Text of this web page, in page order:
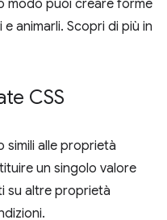
modo puoi creare forme
animarli. Scopri di più in
CSS
simili alle proprietà
un singolo valore
su altre proprietà